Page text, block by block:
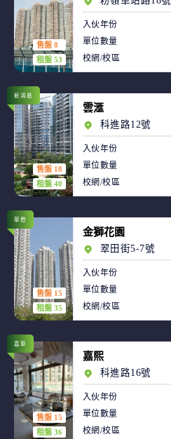
售盤 8
租盤 53
入伙年份
單位數量
校網/校區
售盤 18
租盤 40
新鴻基
雲滙
科進路12號
入伙年份
單位數量
校網/校區
售盤 15
租盤 35
華懋
金獅花園
翠田街5-7號
入伙年份
單位數量
校網/校區
售盤 15
租盤 36
嘉華
嘉熙
科進路16號
入伙年份
單位數量
校網/校區